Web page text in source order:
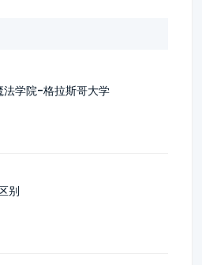
法学院-格拉斯哥大学
别